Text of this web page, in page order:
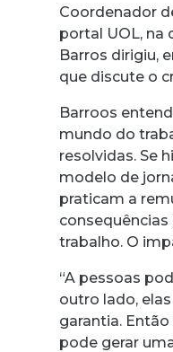
Coordenador
portal UOL, na
Barros dirigiu,
que discute o
Barroos
mundo do
resolvidas. Se
modelo de
praticam a
trabalho. O
“A pessoas
outro lado,
garantia.
pode gerar